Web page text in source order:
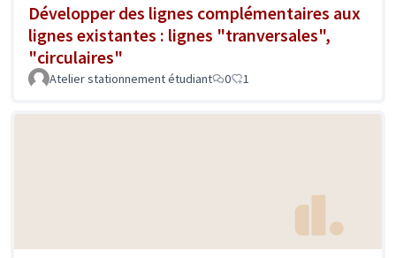
Développer des lignes complémentaires aux
lignes existantes : lignes "tranversales",
"circulaires"
Atelier stationnement étudiant 0 1